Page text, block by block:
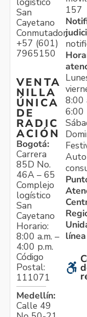
San
Cayetano
Conmutador:
+57 (601)
7965150
VENTA
NILLA
ÚNICA
DE
RADIC
ACIÓN
Bogotá:
Carrera
85D No.
46A – 65
Complejo
logístico
San
Cayetano
Horario:
8:00 a.m. –
4:00 p.m.
Código
Postal:
111071
Medellín:
Calle 49
157
8:00
6:00
Auto
línea